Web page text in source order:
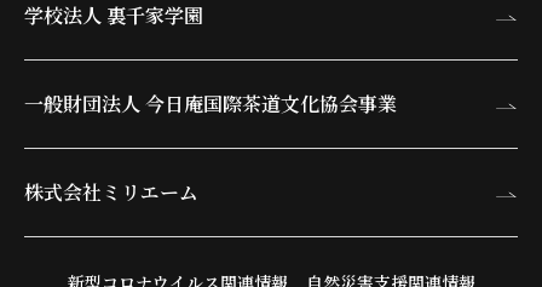
学校法人 裏千家学園
一般財団法人 今日庵国際茶道文化協会事業
株式会社ミリエーム